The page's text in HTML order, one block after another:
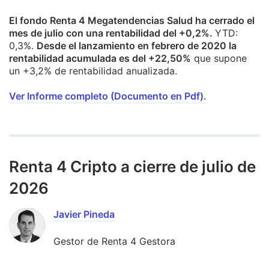
El fondo Renta 4 Megatendencias Salud ha cerrado el
mes de julio con una rentabilidad del +0,2%. YTD:
0,3%. Desde el lanzamiento en febrero de 2020 la
rentabilidad acumulada es del +22,50% que supone
un +3,2% de rentabilidad anualizada.
Ver Informe completo (Documento en Pdf).
Renta 4 Cripto a cierre de julio de
2026
Javier Pineda
Gestor de Renta 4 Gestora